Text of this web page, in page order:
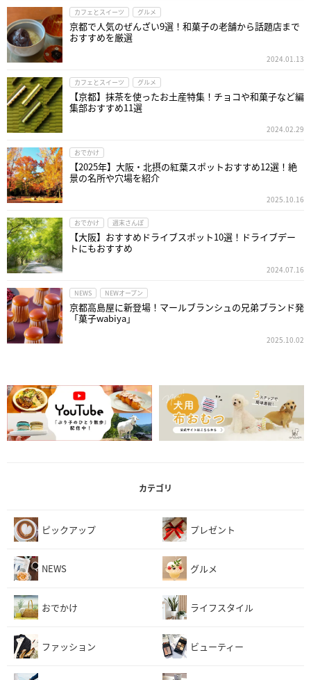
カフェとスイーツ グルメ
京都で人気のぜんざい9選！和菓子の老舗から話題店まで
おすすめを厳選
2024.01.13
カフェとスイーツ グルメ
【京都】抹茶を使ったお土産特集！チョコや和菓子など編
集部おすすめ11選
2024.02.29
おでかけ
【2025年】大阪・北摂の紅葉スポットおすすめ12選！絶
景の名所や穴場を紹介
2025.10.16
おでかけ 週末さんぽ
【大阪】おすすめドライブスポット10選！ドライブデー
トにもおすすめ
2024.07.16
NEWS NEWオープン
京都高島屋に新登場！マールブランシュの兄弟ブランド発
「菓子wabiya」
2025.10.02
カテゴリ
ピックアップ プレゼント
NEWS グルメ
おでかけ ライフスタイル
ファッション ビューティー